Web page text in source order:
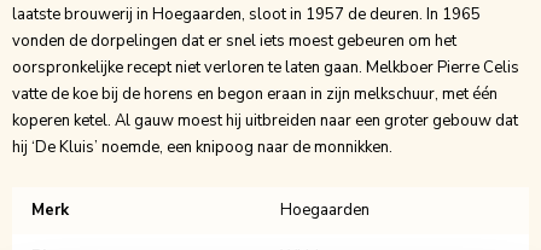
laatste brouwerij in Hoegaarden, sloot in 1957 de deuren. In 1965
vonden de dorpelingen dat er snel iets moest gebeuren om het
oorspronkelijke recept niet verloren te laten gaan. Melkboer Pierre Celis
vatte de koe bij de horens en begon eraan in zijn melkschuur, met één
koperen ketel. Al gauw moest hij uitbreiden naar een groter gebouw dat
hij ‘De Kluis’ noemde, een knipoog naar de monnikken.
Merk Hoegaarden